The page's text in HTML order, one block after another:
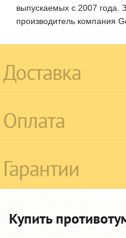
выпускаемых с 2007 года.
производитель компания
Доставка
Оплата
Гарантии
Купить